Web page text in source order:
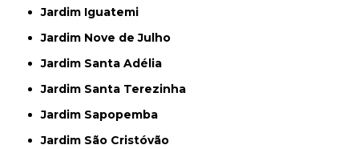
Jardim Iguatemi
Jardim Nove de Julho
Jardim Santa Adélia
Jardim Santa Terezinha
Jardim Sapopemba
Jardim São Cristóvão